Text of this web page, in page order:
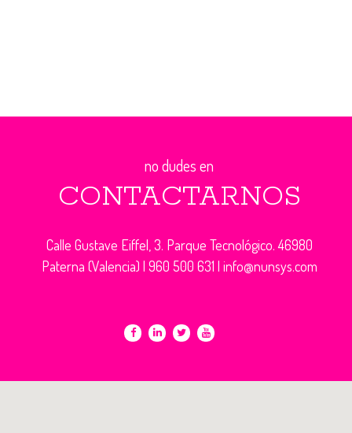
no dudes en
CONTACTARNOS
Calle Gustave Eiffel, 3. Parque Tecnológico. 46980
Paterna (Valencia) | 960 500 631 | info@nunsys.com